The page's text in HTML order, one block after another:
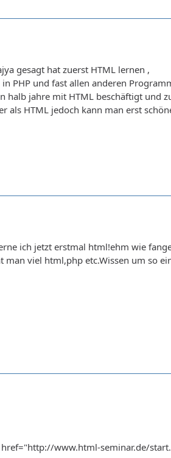
gesagt hat zuerst HTML lernen ,
PHP und fast allen anderen
halb jahre mit HTML beschäftigt und
als HTML jedoch kann man erst
ich jetzt erstmal html!ehm wie
man viel html,php etc.Wissen um so
www.html-seminar.de/